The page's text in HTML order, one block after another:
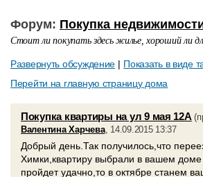
Форум: Покупка
Стоит ли покупать здесь жилье, хороший ли
Развернуть обсуждение | Показать в виде
Перейти на главную страницу дома
Покупка квартиры на ул 9 мая 12А
Валентина Харчева, 14.09.2015 13:37
Добрый день.Так получилось,что
Химки,квартиру выбрали в вашем доме
пройдет удачно,то в октябре станем